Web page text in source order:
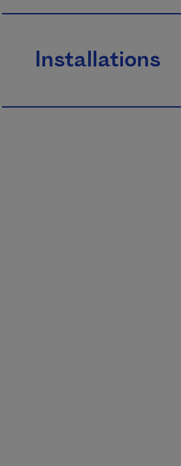
Installations